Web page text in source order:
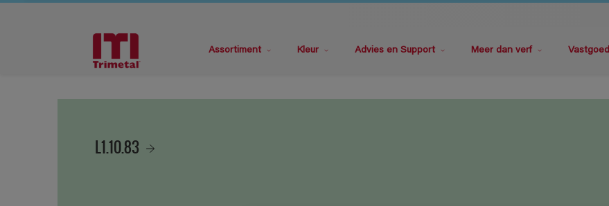
Assortiment Kleur Advies en Support Meer dan verf Vastgoed
L1.10.83